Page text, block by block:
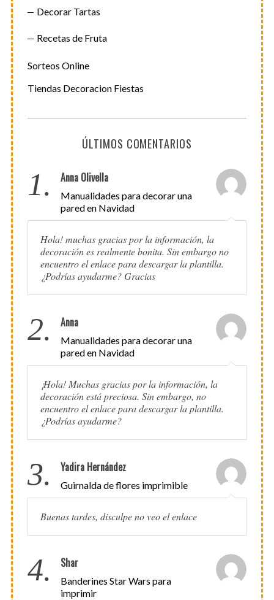
Decorar Tartas
Recetas de Fruta
Sorteos Online
Tiendas Decoracion Fiestas
ÚLTIMOS COMENTARIOS
1. Anna Olivella
Manualidades para decorar una
pared en Navidad
Hola! muchas gracias por la información, la
decoración es realmente bonita. Sin embargo no
encuentro el enlace para descargar la plantilla.
¿Podrías ayudarme? Gracias
2. Anna
Manualidades para decorar una
pared en Navidad
¡Hola! Muchas gracias por la información, la
decoración está preciosa. Sin embargo, no
encuentro el enlace para descargar la plantilla.
¿Podrías ayudarme?
3. Yadira Hernández
Guirnalda de flores imprimible
Buenas tardes, disculpe no veo el enlace
4. Shar
Banderines Star Wars para
imprimir